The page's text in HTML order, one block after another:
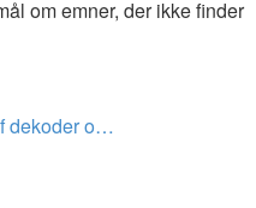
om emner, der ikke finder
dekoder o…